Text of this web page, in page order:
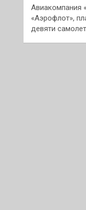
Авиакомпания
«Аэрофлот»,
девяти